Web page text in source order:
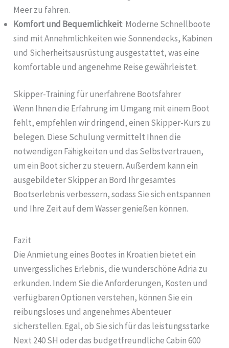
Meer zu fahren.
Komfort und Bequemlichkeit: Moderne Schnellboote
sind mit Annehmlichkeiten wie Sonnendecks, Kabinen
und Sicherheitsausrüstung ausgestattet, was eine
komfortable und angenehme Reise gewährleistet.
Skipper-Training für unerfahrene Bootsfahrer
Wenn Ihnen die Erfahrung im Umgang mit einem Boot
fehlt, empfehlen wir dringend, einen Skipper-Kurs zu
belegen. Diese Schulung vermittelt Ihnen die
notwendigen Fähigkeiten und das Selbstvertrauen,
um ein Boot sicher zu steuern. Außerdem kann ein
ausgebildeter Skipper an Bord Ihr gesamtes
Bootserlebnis verbessern, sodass Sie sich entspannen
und Ihre Zeit auf dem Wasser genießen können.
Fazit
Die Anmietung eines Bootes in Kroatien bietet ein
unvergessliches Erlebnis, die wunderschöne Adria zu
erkunden. Indem Sie die Anforderungen, Kosten und
verfügbaren Optionen verstehen, können Sie ein
reibungsloses und angenehmes Abenteuer
sicherstellen. Egal, ob Sie sich für das leistungsstarke
Next 240 SH oder das budgetfreundliche Cabin 600